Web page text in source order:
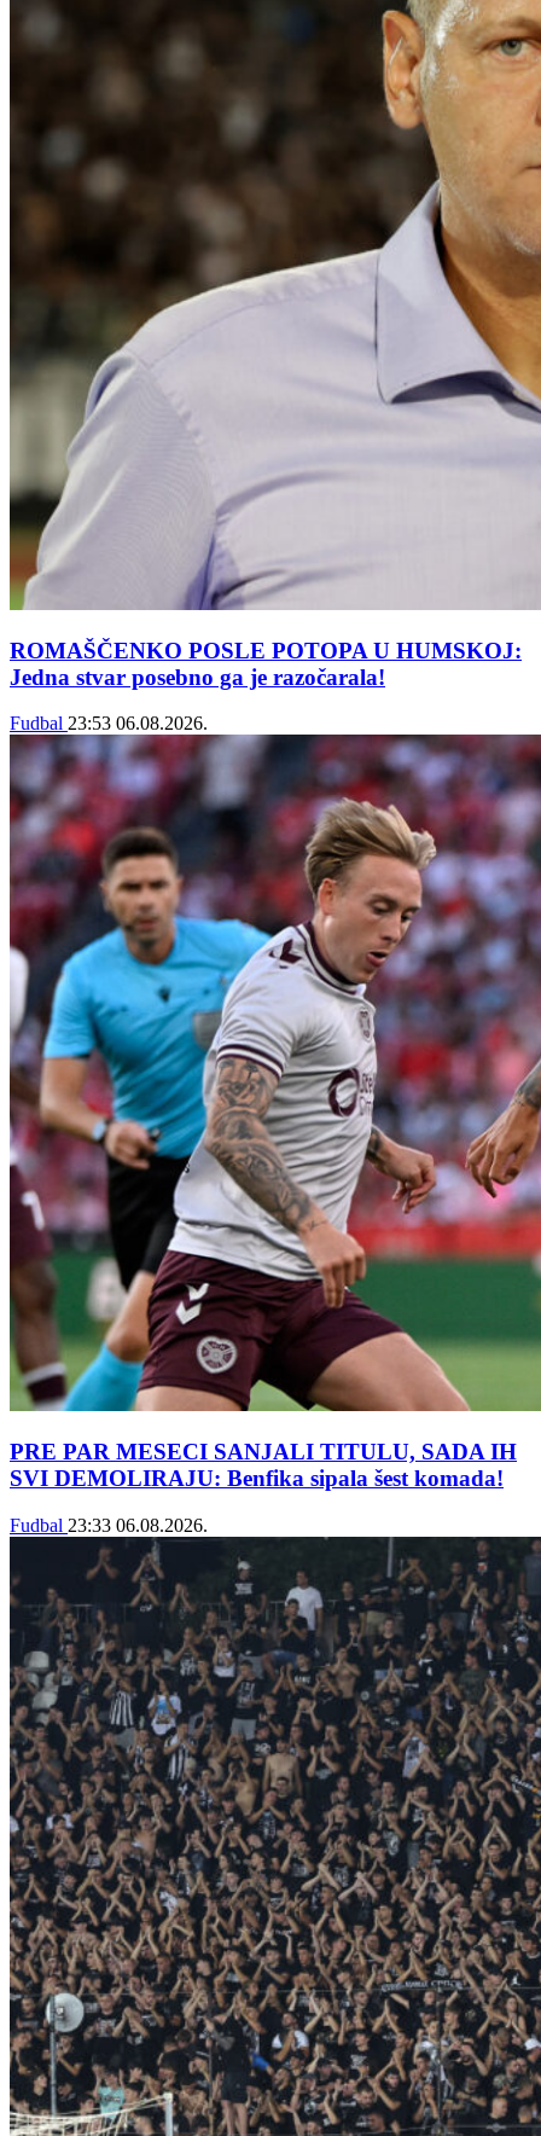
ROMAŠČENKO POSLE POTOPA U HUMSKOJ:
Jedna stvar posebno ga je razočarala!
Fudbal 23:53 06.08.2026.
PRE PAR MESECI SANJALI TITULU, SADA IH
SVI DEMOLIRAJU: Benfika sipala šest komada!
Fudbal 23:33 06.08.2026.